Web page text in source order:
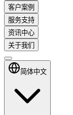
客户案例
服务支持
资讯中心
关于我们
简体中文